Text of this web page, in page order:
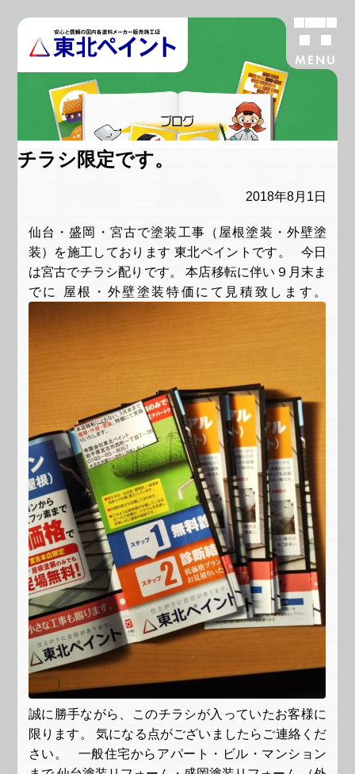
MENU
ブログ
チラシ限定です。
2018年8月1日
仙台・盛岡・宮古で塗装工事（屋根塗装・外壁塗
装）を施工しております 東北ペイントです。 今日
は宮古でチラシ配りです。 本店移転に伴い９月末ま
でに 屋根・外壁塗装特価にて見積致します。
誠に勝手ながら、このチラシが入っていたお客様に
限ります。 気になる点がございましたらご連絡くだ
さい。 一般住宅からアパート・ビル・マンション